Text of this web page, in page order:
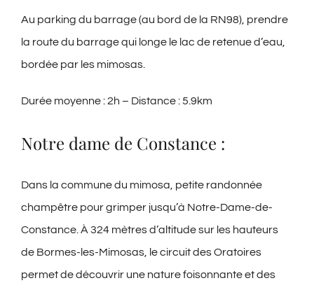
Au parking du barrage (au bord de la RN98), prendre
la route du barrage qui longe le lac de retenue d’eau,
bordée par les mimosas.
Durée moyenne : 2h – Distance : 5.9km
Notre dame de Constance :
Dans la commune du mimosa, petite randonnée
champêtre pour grimper jusqu’à Notre-Dame-de-
Constance. À 324 mètres d’altitude sur les hauteurs
de Bormes-les-Mimosas, le circuit des Oratoires
permet de découvrir une nature foisonnante et des